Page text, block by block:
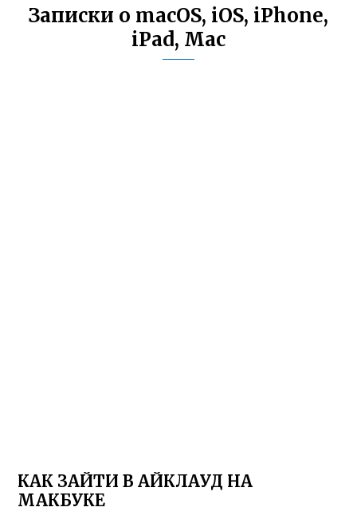
Записки о macOS, iOS, iPhone,
iPad, Mac
КАК ЗАЙТИ В АЙКЛАУД НА
МАКБУКЕ